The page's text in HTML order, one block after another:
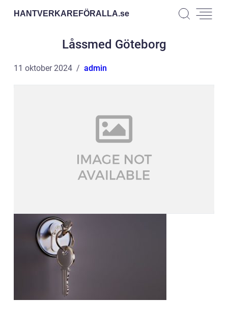
HANTVERKAREFÖRALLA.se
Låssmed Göteborg
11 oktober 2024 admin